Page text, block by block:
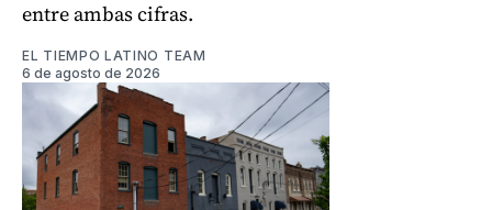
entre ambas cifras.
EL TIEMPO LATINO TEAM
6 de agosto de 2026